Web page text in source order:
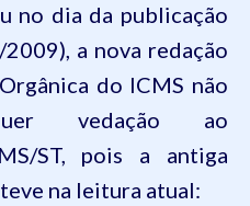
no dia da publicação
/2009), a nova redação
do ICMS não
vedação ao
ST, pois a antiga
na leitura atual: